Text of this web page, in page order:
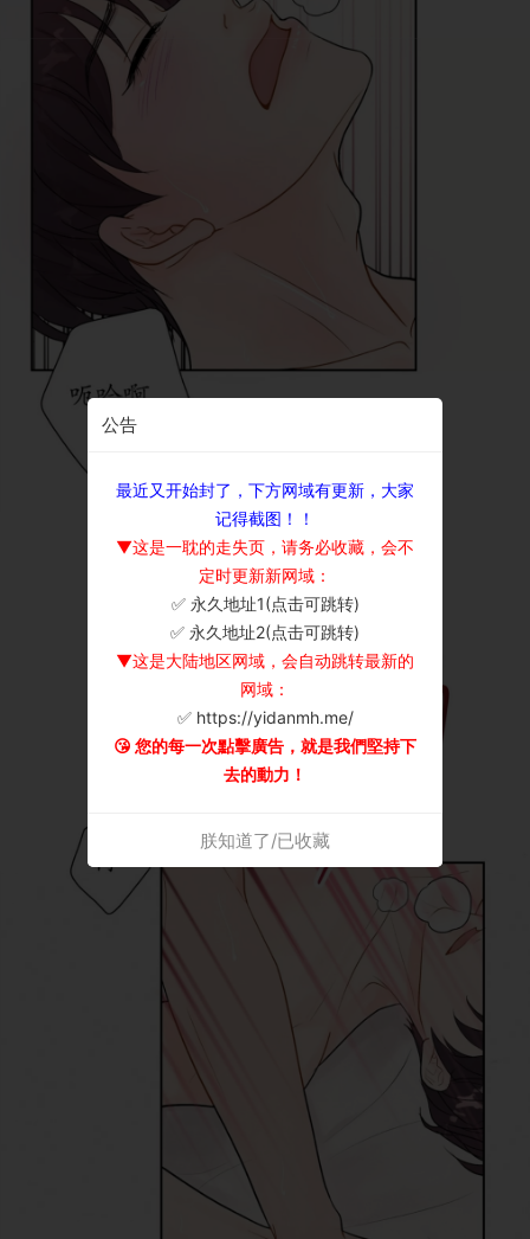
公告
最近又开始封了，下方网域有更新，大家
记得截图！！
▼这是一耽的走失页，请务必收藏，会不
定时更新新网域：
✅ 永久地址1(点击可跳转)
✅ 永久地址2(点击可跳转)
▼这是大陆地区网域，会自动跳转最新的
网域：
✅ https://yidanmh.me/
😘 您的每一次點擊廣告，就是我們堅持下
去的動力！
朕知道了/已收藏